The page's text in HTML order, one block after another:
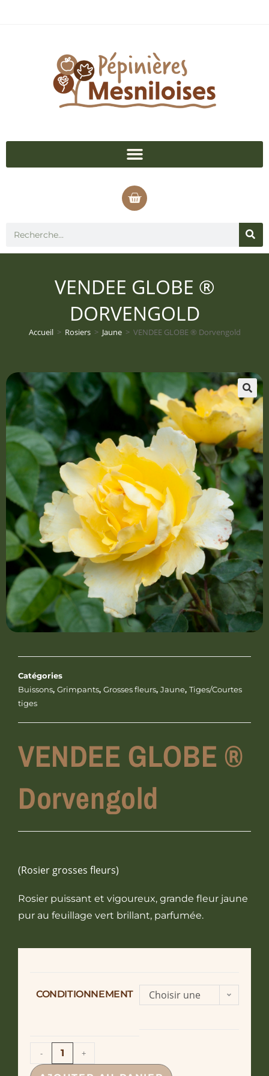
VENDEE GLOBE ®
DORVENGOLD
Accueil > Rosiers > Jaune > VENDEE GLOBE ® Dorvengold
Catégories
Buissons, Grimpants, Grosses fleurs, Jaune, Tiges/Courtes
tiges
VENDEE GLOBE ®
Dorvengold
(Rosier grosses fleurs)
Rosier puissant et vigoureux, grande fleur jaune
pur au feuillage vert brillant, parfumée.
CONDITIONNEMENT
Choisir une
- +